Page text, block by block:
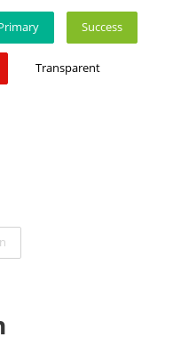
Success
Transparent